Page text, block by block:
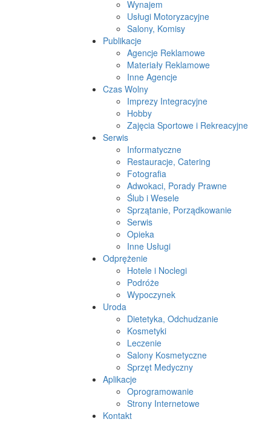
Wynajem
Usługi Motoryzacyjne
Salony, Komisy
Publikacje
Agencje Reklamowe
Materiały Reklamowe
Inne Agencje
Czas Wolny
Imprezy Integracyjne
Hobby
Zajęcia Sportowe i Rekreacyjne
Serwis
Informatyczne
Restauracje, Catering
Fotografia
Adwokaci, Porady Prawne
Ślub i Wesele
Sprzątanie, Porządkowanie
Serwis
Opieka
Inne Usługi
Odprężenie
Hotele i Noclegi
Podróże
Wypoczynek
Uroda
Dietetyka, Odchudzanie
Kosmetyki
Leczenie
Salony Kosmetyczne
Sprzęt Medyczny
Aplikacje
Oprogramowanie
Strony Internetowe
Kontakt